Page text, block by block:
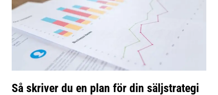
Så skriver du en plan för din säljstrategi